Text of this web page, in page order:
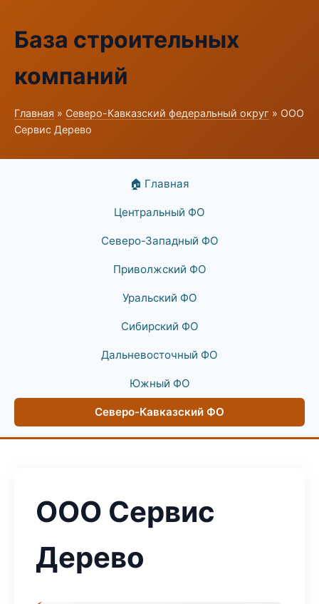
База строительных
компаний
Главная » Северо-Кавказский федеральный округ » ООО
Сервис Дерево
🏠 Главная
Центральный ФО
Северо-Западный ФО
Приволжский ФО
Уральский ФО
Сибирский ФО
Дальневосточный ФО
Южный ФО
Северо-Кавказский ФО
ООО Сервис
Дерево